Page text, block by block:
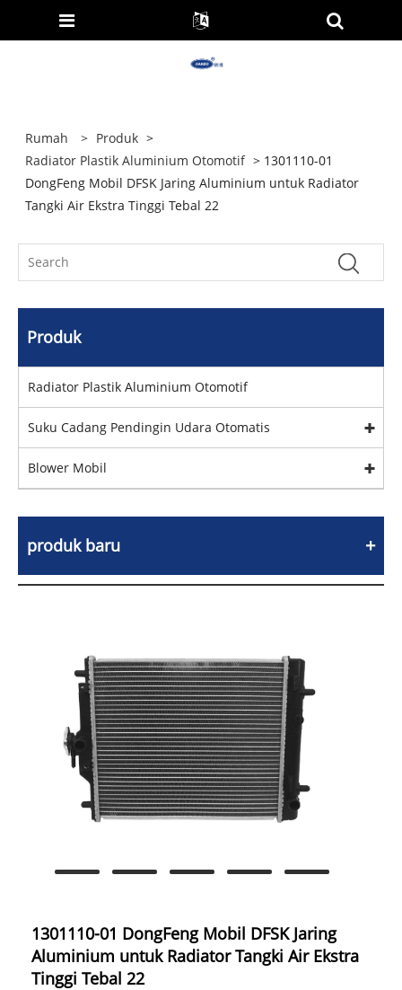
Rumah > Produk >
Radiator Plastik Aluminium Otomotif > 1301110-01
DongFeng Mobil DFSK Jaring Aluminium untuk Radiator
Tangki Air Ekstra Tinggi Tebal 22
Produk
Radiator Plastik Aluminium Otomotif
Suku Cadang Pendingin Udara Otomatis
Blower Mobil
produk baru
1301110-01 DongFeng Mobil DFSK Jaring
Aluminium untuk Radiator Tangki Air Ekstra
Tinggi Tebal 22